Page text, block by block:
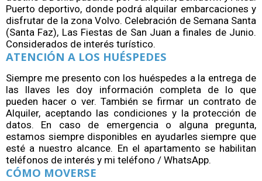
Puerto deportivo, donde podrá alquilar embarcaciones y
disfrutar de la zona Volvo. Celebración de Semana Santa
(Santa Faz), Las Fiestas de San Juan a finales de Junio.
Considerados de interés turístico.
ATENCIÓN A LOS HUÉSPEDES
Siempre me presento con los huéspedes a la entrega de
las llaves les doy información completa de lo que
pueden hacer o ver. También se firmar un contrato de
Alquiler, aceptando las condiciones y la protección de
datos. En caso de emergencia o alguna pregunta,
estamos siempre disponibles en ayudarles siempre que
esté a nuestro alcance. En el apartamento se habilitan
teléfonos de interés y mi teléfono / WhatsApp.
CÓMO MOVERSE